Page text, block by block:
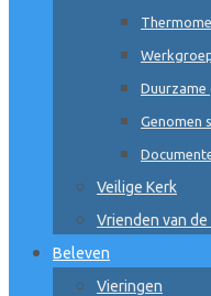
Duurzame
Genomen
Veilige Kerk
Vrienden van
Beleven
Vieringen